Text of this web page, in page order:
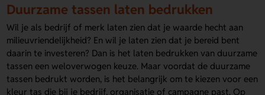
Duurzame tassen laten bedrukken
Wil je als bedrijf of merk laten zien dat je waarde hecht aan
milieuvriendelijkheid? En wil je laten zien dat je bereid bent
daarin te investeren? Dan is het laten bedrukken van duurzame
tassen een weloverwogen keuze. Maar voordat de duurzame
tassen bedrukt worden, is het belangrijk om te kiezen voor een
kleur tas die bij je bedrijf, organisatie of campagne past. Op